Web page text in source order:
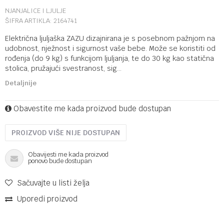
NJANJALICE I LJULJE
ŠIFRA ARTIKLA: 2164741
Električna ljuljaška ZAZU dizajnirana je s posebnom pažnjom na
udobnost, nježnost i sigurnost vaše bebe. Može se koristiti od
rođenja (do 9 kg) s funkcijom ljuljanja, te do 30 kg kao statična
stolica, pružajući svestranost, sig...
Detaljnije
Obavestite me kada proizvod bude dostupan
PROIZVOD VIŠE NIJE DOSTUPAN
Obavijesti me kada proizvod
ponovo bude dostupan
Sačuvajte u listi želja
Uporedi proizvod